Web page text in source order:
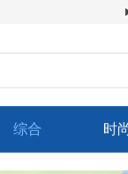
综合 时